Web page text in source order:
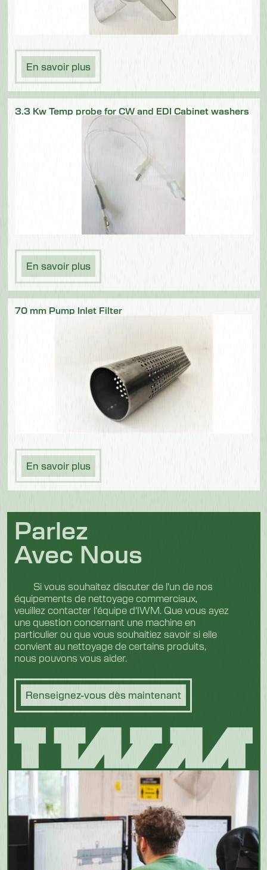
En savoir plus
3.3 Kw Temp probe for CW and EDI Cabinet washers
En savoir plus
70 mm Pump Inlet Filter
En savoir plus
Parlez
Avec Nous
Si vous souhaitez discuter de l'un de nos
équipements de nettoyage commerciaux,
veuillez contacter l'équipe d'IWM. Que vous ayez
une question concernant une machine en
particulier ou que vous souhaitiez savoir si elle
convient au nettoyage de certains produits,
nous pouvons vous aider.
Renseignez-vous dès maintenant